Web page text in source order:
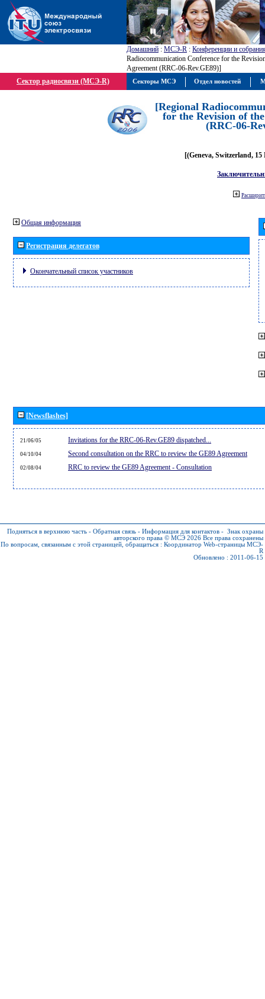
Домашний : МСЭ-R : Конференции и
Radiocommunication Conference for the
Agreement (RRC-06-Rev.GE89)]
Сектор радиосвязи (МСЭ-R)
[Regional
for the Revision of
(RRC-06-
[(Geneva, Switzerland, 15
Общая информация
Регистрация делегатов
Окончательный список участников
[Newsflashes]
21/06/05 Invitations for the RRC-06-Rev.GE89 dispatched...
04/10/04 Second consultation on the RRC to review the GE89 Agreement
02/08/04 RRC to review the GE89 Agreement - Consultation
Подняться в верхнюю часть - Обратная связь - Информация для контактов - Знак охраны
авторского права © МСЭ 2026 Все права сохранены
По вопросам, связанным с этой страницей, обращаться : Координатор Web-страницы МСЭ-
R
Обновлено : 2011-06-15
Секторы МСЭ Отдел новостей